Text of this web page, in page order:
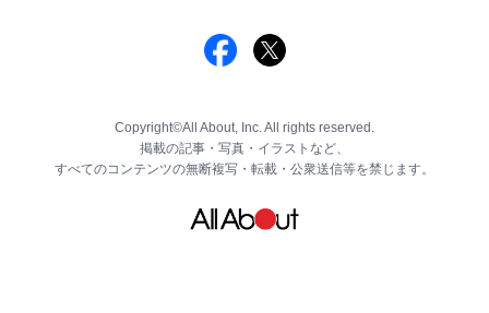
Copyright©All About, Inc. All rights reserved.
掲載の記事・写真・イラストなど、
すべてのコンテンツの無断複写・転載・公衆送信等を禁じます。